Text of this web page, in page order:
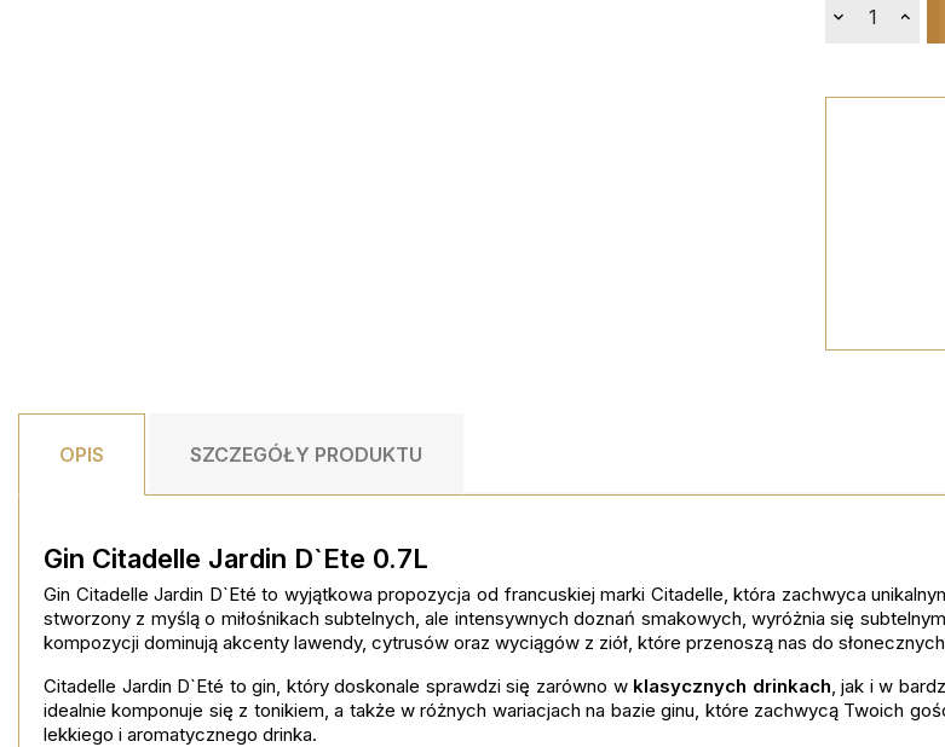
OPIS SZCZEGÓŁY PRODUKTU
Gin Citadelle Jardin D`Ete 0.7L
Gin Citadelle Jardin D`Eté to wyjątkowa propozycja od francuskiej marki Citadelle, która zachwyca
stworzony z myślą o miłośnikach subtelnych, ale intensywnych doznań smakowych, wyróżnia się
kompozycji dominują akcenty lawendy, cytrusów oraz wyciągów z ziół, które przenoszą nas do
Citadelle Jardin D`Eté to gin, który doskonale sprawdzi się zarówno w klasycznych drinkach, jak i w
idealnie komponuje się z tonikiem, a także w różnych wariacjach na bazie ginu, które zachwycą Twoich
lekkiego i aromatycznego drinka.